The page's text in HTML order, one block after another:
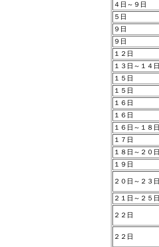
４日～９日
５日
９日
９日
１２日
１３日～１４日
１５日
１５日
１６日
１６日
１６日～１８日
１７日
１８日～２０日
１９日
２０日～２３日
２１日～２５日
２２日
２２日